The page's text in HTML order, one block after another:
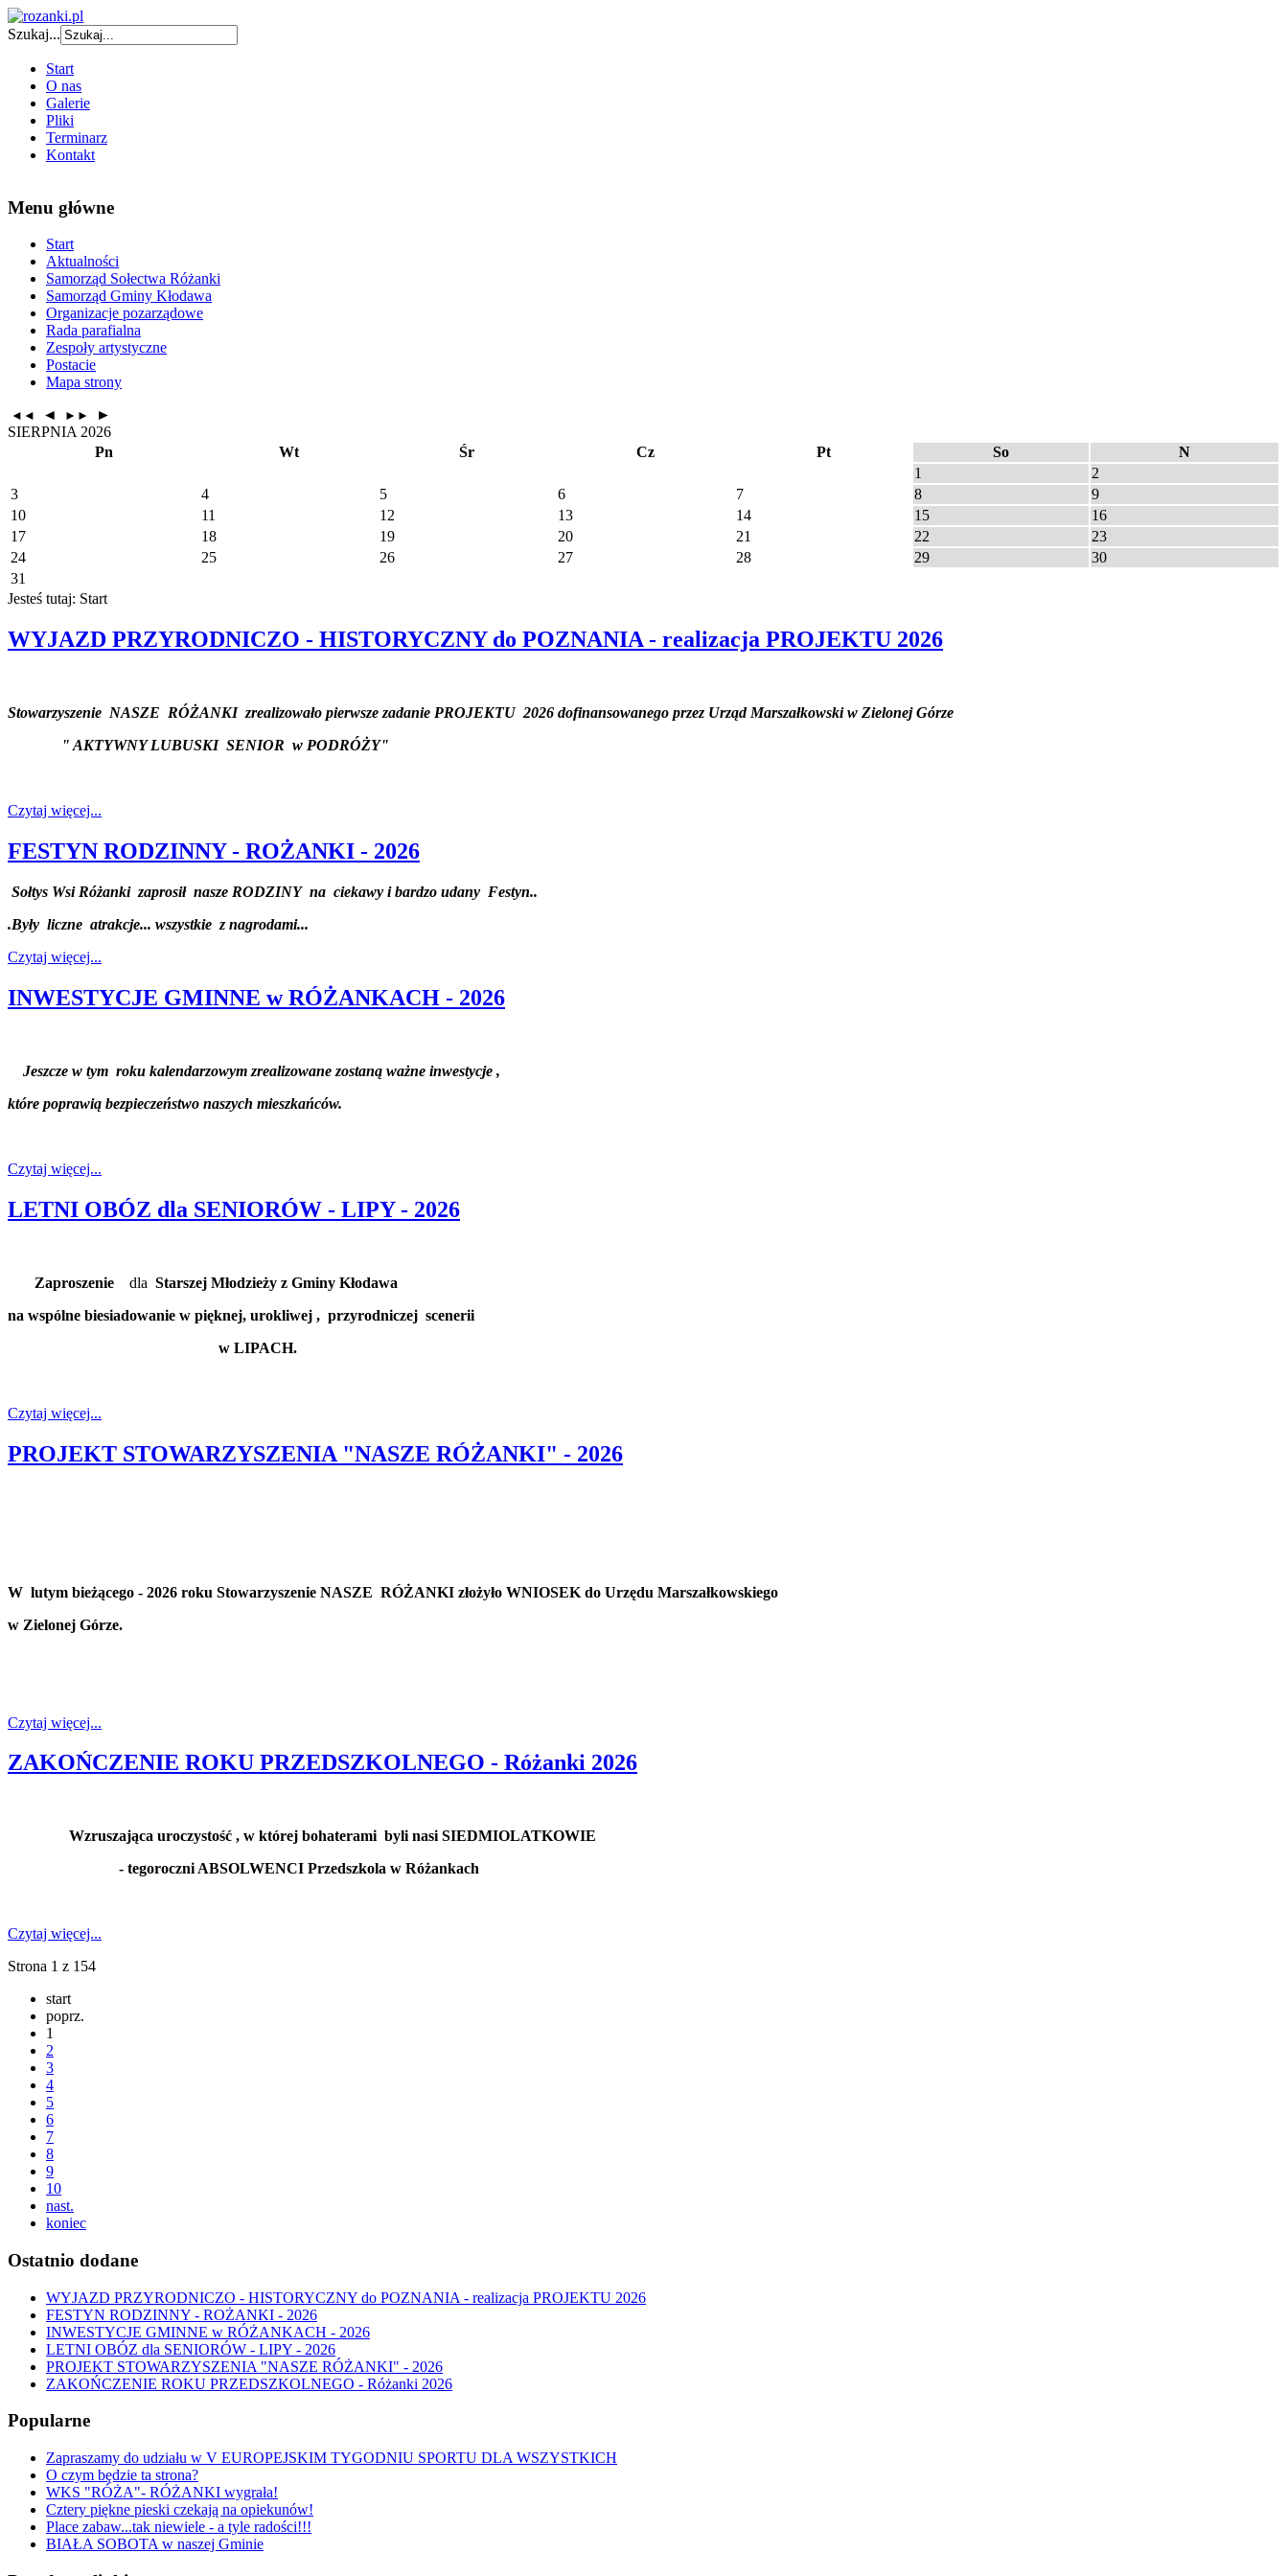
Szukaj...
Start
O nas
Galerie
Pliki
Terminarz
Kontakt
Menu główne
Start
Aktualności
Samorząd Sołectwa Różanki
Samorząd Gminy Kłodawa
Organizacje pozarządowe
Rada parafialna
Zespoły artystyczne
Postacie
Mapa strony
◄◄ ◄ ►►
►
SIERPNIA 2026
Pn
Wt Śr Cz Pt So
N
1
2
3
4 5 6 7 8
9
10
11 12 13 14 15
16
17
18 19 20 21 22
23
24
25 26 27 28 29
30
31
Jesteś tutaj: Start
WYJAZD PRZYRODNICZO - HISTORYCZNY do POZNANIA - realizacja PROJEKTU 2026
Stowarzyszenie NASZE RÓŻANKI zrealizowało pierwsze zadanie PROJEKTU 2026 dofinansowanego przez Urząd Marszałkowski w Zielonej Górze
" AKTYWNY LUBUSKI SENIOR w PODRÓŻY"
Czytaj więcej...
FESTYN RODZINNY - ROŻANKI - 2026
Sołtys Wsi Różanki zaprosił nasze RODZINY na ciekawy i bardzo udany Festyn..
.Były liczne atrakcje... wszystkie z nagrodami...
Czytaj więcej...
INWESTYCJE GMINNE w RÓŻANKACH - 2026
Jeszcze w tym roku kalendarzowym zrealizowane zostaną ważne inwestycje ,
które poprawią bezpieczeństwo naszych mieszkańców.
Czytaj więcej...
LETNI OBÓZ dla SENIORÓW - LIPY - 2026
Zaproszenie dla Starszej Młodzieży z Gminy Kłodawa
na wspólne biesiadowanie w pięknej, urokliwej , przyrodniczej scenerii
w LIPACH.
Czytaj więcej...
PROJEKT STOWARZYSZENIA "NASZE RÓŻANKI" - 2026
W lutym bieżącego - 2026 roku Stowarzyszenie NASZE RÓŻANKI złożyło WNIOSEK do Urzędu Marszałkowskiego
w Zielonej Górze.
Czytaj więcej...
ZAKOŃCZENIE ROKU PRZEDSZKOLNEGO - Różanki 2026
Wzruszająca uroczystość , w której bohaterami byli nasi SIEDMIOLATKOWIE
- tegoroczni ABSOLWENCI Przedszkola w Różankach
Czytaj więcej...
Strona 1 z 154
start
poprz.
1
2
3
4
5
6
7
8
9
10
nast.
koniec
Ostatnio dodane
WYJAZD PRZYRODNICZO - HISTORYCZNY do POZNANIA - realizacja PROJEKTU 2026
FESTYN RODZINNY - ROŻANKI - 2026
INWESTYCJE GMINNE w RÓŻANKACH - 2026
LETNI OBÓZ dla SENIORÓW - LIPY - 2026
PROJEKT STOWARZYSZENIA "NASZE RÓŻANKI" - 2026
ZAKOŃCZENIE ROKU PRZEDSZKOLNEGO - Różanki 2026
Popularne
Zapraszamy do udziału w V EUROPEJSKIM TYGODNIU SPORTU DLA WSZYSTKICH
O czym będzie ta strona?
WKS "RÓŻA"- RÓŻANKI wygrała!
Cztery piękne pieski czekają na opiekunów!
Place zabaw...tak niewiele - a tyle radości!!!
BIAŁA SOBOTA w naszej Gminie